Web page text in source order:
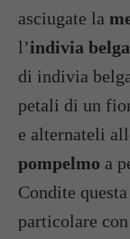
asciugate la
l’indivia belga
di indivia
petali di un
e alternateli
pompelmo a
Condite
particolare con